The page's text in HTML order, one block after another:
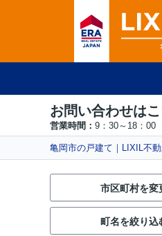
お問い合わせは
営業時間： 9：30～18：00
亀岡市の戸建て｜LIXIL不
市区町村を変
町名を絞り込